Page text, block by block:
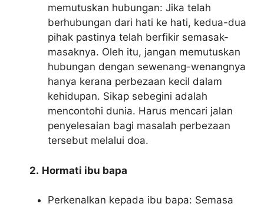
memutuskan hubungan: Jika telah
berhubungan dari hati ke hati, kedua-dua
pihak pastinya telah berfikir semasak-
masaknya. Oleh itu, jangan memutuskan
hubungan dengan sewenang-wenangnya
hanya kerana perbezaan kecil dalam
kehidupan. Sikap sebegini adalah
mencontohi dunia. Harus mencari jalan
penyelesaian bagi masalah perbezaan
tersebut melalui doa.
2. Hormati ibu bapa
Perkenalkan kepada ibu bapa: Semasa